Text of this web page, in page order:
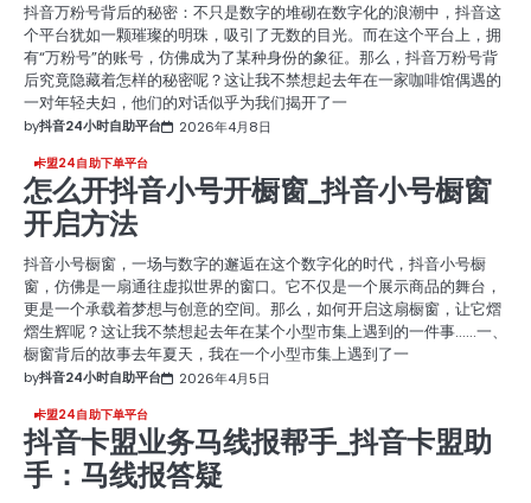
抖音万粉号背后的秘密：不只是数字的堆砌在数字化的浪潮中，抖音这
个平台犹如一颗璀璨的明珠，吸引了无数的目光。而在这个平台上，拥
有“万粉号”的账号，仿佛成为了某种身份的象征。那么，抖音万粉号背
后究竟隐藏着怎样的秘密呢？这让我不禁想起去年在一家咖啡馆偶遇的
一对年轻夫妇，他们的对话似乎为我们揭开了一
by抖音24小时自助平台 2026年4月8日
卡盟24自助下单平台
怎么开抖音小号开橱窗_抖音小号橱窗
开启方法
抖音小号橱窗，一场与数字的邂逅在这个数字化的时代，抖音小号橱
窗，仿佛是一扇通往虚拟世界的窗口。它不仅是一个展示商品的舞台，
更是一个承载着梦想与创意的空间。那么，如何开启这扇橱窗，让它熠
熠生辉呢？这让我不禁想起去年在某个小型市集上遇到的一件事……一、
橱窗背后的故事去年夏天，我在一个小型市集上遇到了一
by抖音24小时自助平台 2026年4月5日
卡盟24自助下单平台
抖音卡盟业务马线报帮手_抖音卡盟助
手：马线报答疑